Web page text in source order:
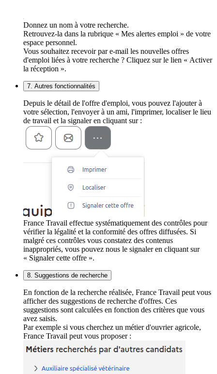
Donnez un nom à votre recherche.
Retrouvez-la dans la rubrique « Mes alertes emploi » de votre
espace personnel.
Vous souhaitez recevoir par e-mail les nouvelles offres
d'emploi liées à votre recherche ? Cliquez sur le lien « Activer
la réception ».
7. Autres fonctionnalités
Depuis le détail de l'offre d'emploi, vous pouvez l'ajouter à
votre sélection, l'envoyer à un ami, l'imprimer, localiser le lieu
de travail et la signaler en cliquant sur :
France Travail effectue systématiquement des contrôles pour
vérifier la légalité et la conformité des offres diffusées. Si
malgré ces contrôles vous constatez des contenus
inappropriés, vous pouvez nous le signaler en cliquant sur
« Signaler cette offre ».
8. Suggestions de recherche
En fonction de la recherche réalisée, France Travail peut vous
afficher des suggestions de recherche d'offres. Ces
suggestions sont calculées en fonction des critères que vous
avez saisis.
Par exemple si vous cherchez un métier d'ouvrier agricole,
France Travail peut vous proposer :